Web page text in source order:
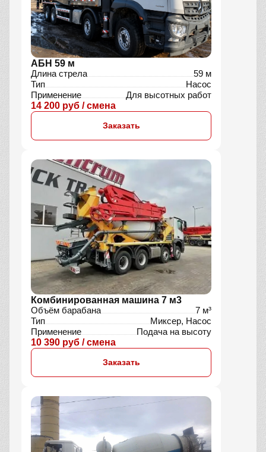
АБН 59 м
Длина стрела
59 м
Тип
Насос
Применение
Для высотных работ
14 200 руб / смена
Заказать
Комбинированная машина 7 м3
Объём барабана
7 м³
Тип
Миксер, Насос
Применение
Подача на высоту
10 390 руб / смена
Заказать